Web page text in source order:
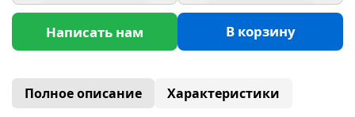
Написать нам В корзину
Полное описание
Характеристики